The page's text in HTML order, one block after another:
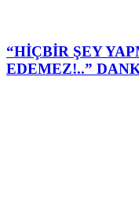
“HİÇBİR ŞEY
EDEMEZ!..”